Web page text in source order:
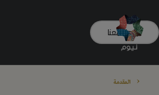
تواصل معنا
المقدمة